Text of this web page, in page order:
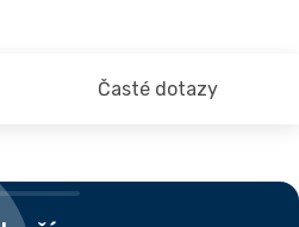
Časté dotazy